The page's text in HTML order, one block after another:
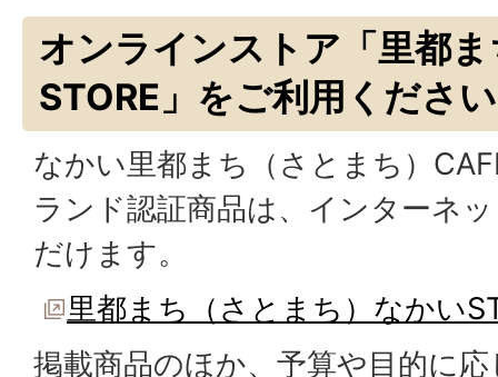
オンラインストア「里都
STORE」をご利用くださ
なかい里都まち（さとまち）
ランド認証商品は、インターネ
だけます。
里都まち（さとまち）なかい
掲載商品のほか、予算や目的に